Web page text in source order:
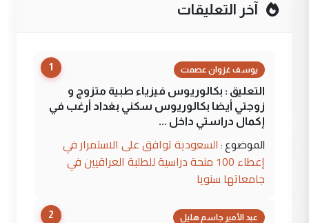
آخر التعليقات
1 يوسف غزوان عصمت
التعليق : بكالوريوس فيزياء طبية متزوج و
زوجتي أيضا بكالوريوس سكني بغداد أرغب في
إكمال دراستي داخل ...
الموضوع : السعودية توافق على الاستمرار في
إعطاء 100 منحة دراسية للطلبة العراقيين في
جامعاتها سنويا
2 عبد الأمير جاسم هليل